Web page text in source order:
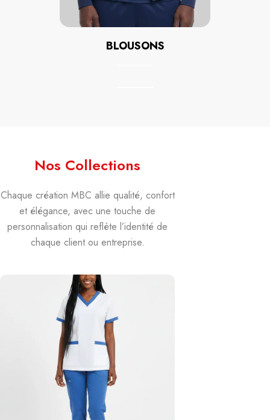
BLOUSONS
Nos Collections
Chaque création MBC allie qualité, confort
et élégance, avec une touche de
personnalisation qui reflète l’identité de
chaque client ou entreprise.